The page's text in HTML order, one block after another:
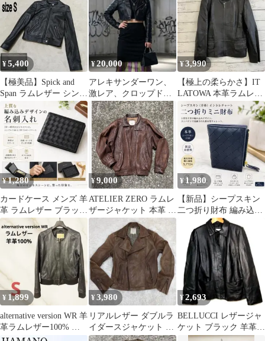
¥5,400
【極美品】Spick and
Span ラムレザー シング
ルライダースジャケッ
ト
¥20,000
アレキサンダーワン、
激レア、クロップドレ
ザージャケット
¥3,990
【極上の柔らかさ】IT
LATOWA 本革ラムレザ
ー ジャケット 38 黒
¥1,280
カードケース メンズ 羊
革 ラムレザー ブラック
編み込み 薄型 黒 レザ
ー
¥9,000
ATELIER ZERO ラムレ
ザージャケット 本革 ブ
ラウン LL
¥1,980
【新品】シープスキン
二つ折り財布 編み込み
レザー ミニ財布 ダーク
ブルー
¥ 1,899
alternative version WR 羊
革ラムレザー100% ジ
ャケット
¥3,980
リアルレザー ダブルラ
イダースジャケット M
ブラウン
¥2,693
BELLUCCI レザージャ
ケット ブラック 羊革
ラムレザー 無地 長袖